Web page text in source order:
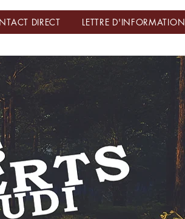
DIRECT LETTRE D'INFORMATION